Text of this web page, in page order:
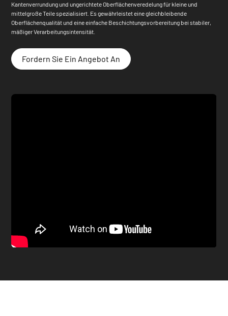
Kantenverrundung und ungerichtete Oberflächenveredelung für kleine und
mittelgroße Teile spezialisiert. Es gewährleistet eine gleichbleibende
Oberflächenqualität und eine einfache Beschichtungsvorbereitung bei stabiler,
mäßiger Verarbeitungsintensität.
Fordern Sie Ein Angebot An